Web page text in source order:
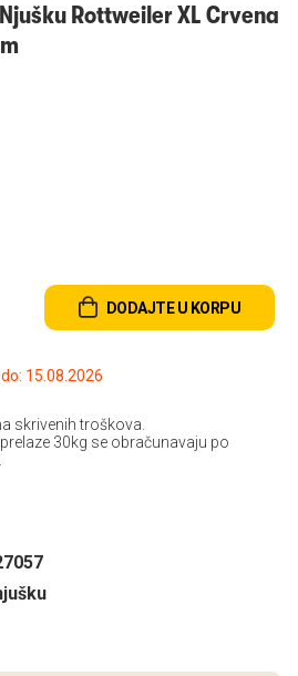
Rottweiler XL Crvena
DODAJTE U KORPU
15.08.2026
skrivenih troškova.
30kg se obračunavaju po